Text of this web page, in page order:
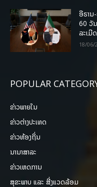
ອີຣານ
60 ວັ
ລະເມີ
18/06/
POPULAR
ຂ່າວພາຍ​ໃນ
ຂ່າວຕ່າງປະເທດ
ຂ່າວທ້ອງຖິ່ນ
ນານາສາລະ
ຂ່າວເຫດການ
ສຸຂະພາບ ແລະ ສີ່ງແວດລ້ອມ